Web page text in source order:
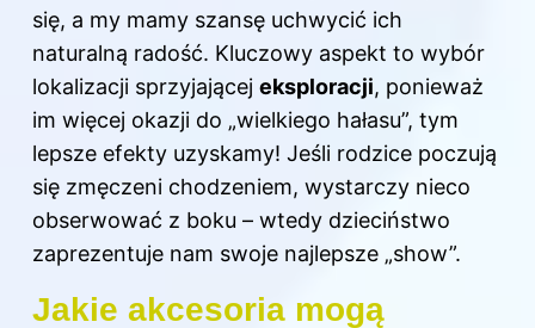
się, a my mamy szansę uchwycić ich
naturalną radość. Kluczowy aspekt to wybór
lokalizacji sprzyjającej eksploracji, ponieważ
im więcej okazji do „wielkiego hałasu”, tym
lepsze efekty uzyskamy! Jeśli rodzice poczują
się zmęczeni chodzeniem, wystarczy nieco
obserwować z boku – wtedy dzieciństwo
zaprezentuje nam swoje najlepsze „show”.
Jakie akcesoria mogą